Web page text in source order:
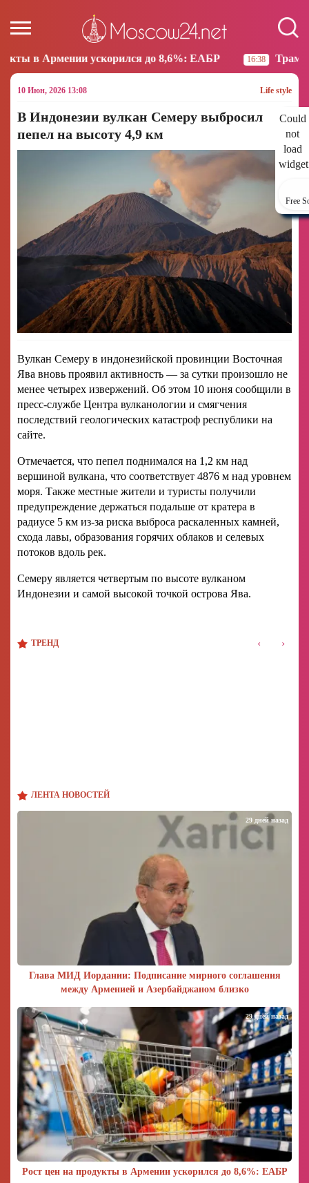
ускорился до 8,6%: ЕАБР 16:38 Трамп: США больше
ЛЕНТА НОВОСТЕЙ
Глава МИД Иордании: Подписание мирного соглашения
между Арменией и Азербайджаном близко
29 дней назад
Рост цен на продукты в Армении ускорился до 8,6%: ЕАБР
29 дней назад
10 Июн, 2026 13:08 Life style
Could
not
load
Free
В Индонезии вулкан Семеру выбросил
пепел на высоту 4,9 км
Вулкан Семеру в индонезийской провинции Восточная
Ява вновь проявил активность — за сутки произошло не
менее четырех извержений. Об этом 10 июня сообщили в
пресс-службе Центра вулканологии и смягчения
последствий геологических катастроф республики на
сайте.
Отмечается, что пепел поднимался на 1,2 км над
вершиной вулкана, что соответствует 4876 м над уровнем
моря. Также местные жители и туристы получили
предупреждение держаться подальше от кратера в
радиусе 5 км из-за риска выброса раскаленных камней,
схода лавы, образования горячих облаков и селевых
потоков вдоль рек.
Семеру является четвертым по высоте вулканом
Индонезии и самой высокой точкой острова Ява.
ТРЕНД ‹ ›